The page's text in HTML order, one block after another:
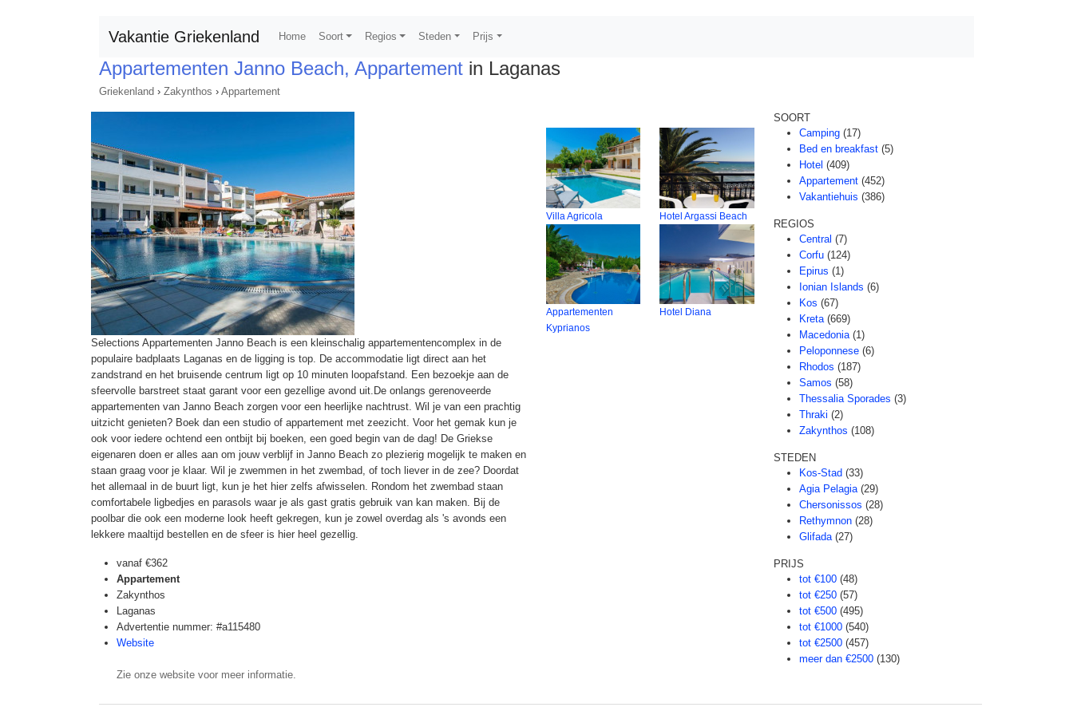
Vakantie Griekenland Home Soort Regios Steden Prijs
Appartementen Janno Beach, Appartement in Laganas
Griekenland › Zakynthos › Appartement
Selections Appartementen Janno Beach is een kleinschalig appartementencomplex in de
populaire badplaats Laganas en de ligging is top. De accommodatie ligt direct aan het
zandstrand en het bruisende centrum ligt op 10 minuten loopafstand. Een bezoekje aan de
sfeervolle barstreet staat garant voor een gezellige avond uit.De onlangs gerenoveerde
appartementen van Janno Beach zorgen voor een heerlijke nachtrust. Wil je van een prachtig
uitzicht genieten? Boek dan een studio of appartement met zeezicht. Voor het gemak kun je
ook voor iedere ochtend een ontbijt bij boeken, een goed begin van de dag! De Griekse
eigenaren doen er alles aan om jouw verblijf in Janno Beach zo plezierig mogelijk te maken en
staan graag voor je klaar. Wil je zwemmen in het zwembad, of toch liever in de zee? Doordat
het allemaal in de buurt ligt, kun je het hier zelfs afwisselen. Rondom het zwembad staan
comfortabele ligbedjes en parasols waar je als gast gratis gebruik van kan maken. Bij de
poolbar die ook een moderne look heeft gekregen, kun je zowel overdag als 's avonds een
lekkere maaltijd bestellen en de sfeer is hier heel gezellig.
vanaf €362
Appartement
Zakynthos
Laganas
Advertentie nummer: #a115480
Website
Zie onze website voor meer informatie.
Villa Agricola Hotel Argassi Beach
Appartementen
Kyprianos
Hotel Diana
SOORT
Camping (17)
Bed en breakfast (5)
Hotel (409)
Appartement (452)
Vakantiehuis (386)
REGIOS
Central (7)
Corfu (124)
Epirus (1)
Ionian Islands (6)
Kos (67)
Kreta (669)
Macedonia (1)
Peloponnese (6)
Rhodos (187)
Samos (58)
Thessalia Sporades (3)
Thraki (2)
Zakynthos (108)
STEDEN
Kos-Stad (33)
Agia Pelagia (29)
Chersonissos (28)
Rethymnon (28)
Glifada (27)
PRIJS
tot €100 (48)
tot €250 (57)
tot €500 (495)
tot €1000 (540)
tot €2500 (457)
meer dan €2500 (130)